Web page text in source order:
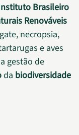
Brasileiro
Renováveis
necropsia,
e aves
gestão de
da biodiversidade